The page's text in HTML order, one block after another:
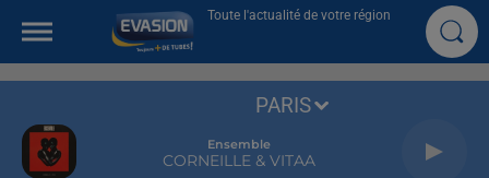
Toute l'actualité de votre région
Ensemble
CORNEILLE & VITAA
PARIS